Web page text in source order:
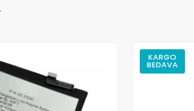
KARGO
BEDAVA